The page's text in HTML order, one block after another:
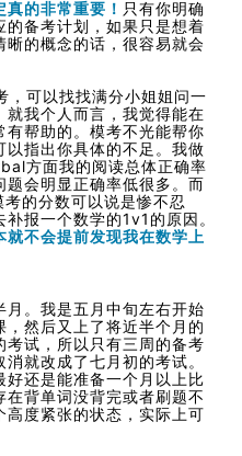
的非常重要！ 只有你明确
的备考计划，如果只是想着
晰的概念的话，很容易就会
，可以找找满分小姐姐问一
我个人而言，我觉得能在
帮助的。模考不光能帮你
以指出你具体的不足。我做
方面我的阅读总体正确率
会明显正确率低很多。而
的分数可以说是惨不忍
报一个数学的1v1的原因。
不会提前发现我在数学上
。我是五月中旬左右开始
，然后又上了将近半个月的
试，所以只有三周的备考
就改成了七月初的考试。
还是能准备一个月以上比
背单词没背完或者刷题不
度紧张的状态，实际上可